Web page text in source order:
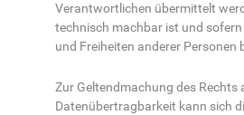
Verantwortlichen übermittelt
technisch machbar ist und
und Freiheiten anderer
Zur Geltendmachung des Rechts
Datenübertragbarkeit kann sich